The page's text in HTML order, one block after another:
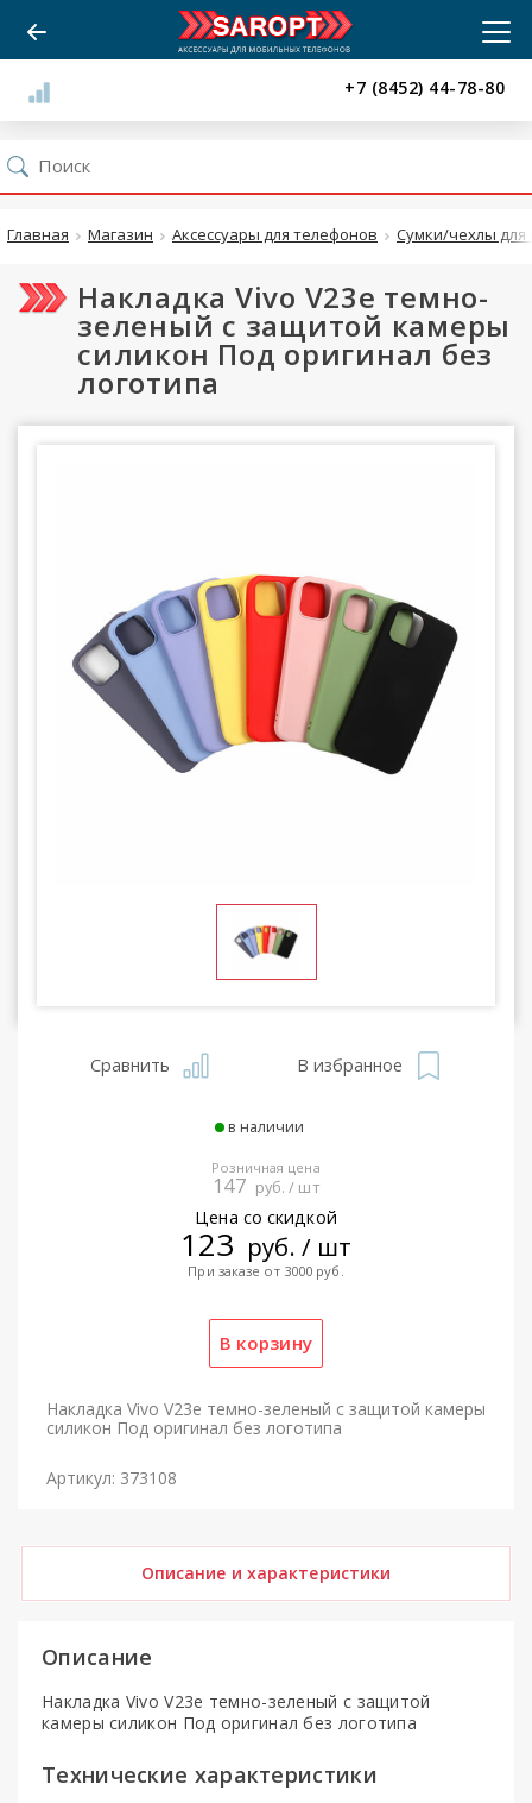
+7 (8452) 44-78-80
Главная Магазин Аксессуары для телефонов Сумки/чехлы для
Накладка Vivo V23e темно-
зеленый с защитой камеры
силикон Под оригинал без
логотипа
Сравнить В избранное
в наличии
Розничная цена
147 руб. / шт
Цена со скидкой
123 руб. / шт
При заказе от 3000 руб.
Накладка Vivo V23e темно-зеленый с защитой камеры
силикон Под оригинал без логотипа
Артикул: 373108
Описание и характеристики
Описание
Накладка Vivo V23e темно-зеленый с защитой
камеры силикон Под оригинал без логотипа
Технические характеристики